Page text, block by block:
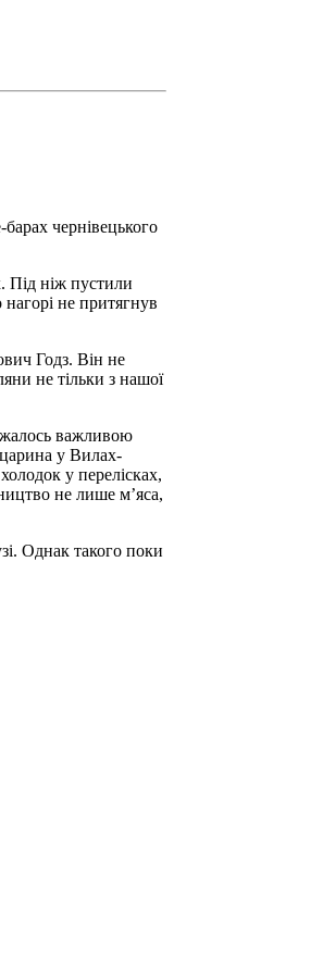
чернівецького
Під ніж пустили
не притягнув
Годз. Він не
не тільки з нашої
важливою
у Вилах-
у перелісках,
не лише м’яса,
Однак такого поки